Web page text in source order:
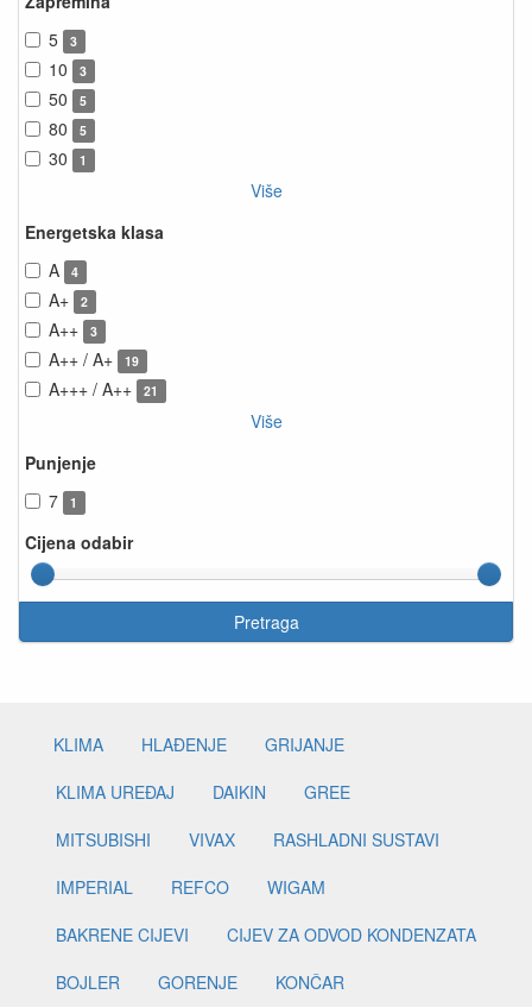
5
3
10 3
50 5
80 5
30 1
Više
Energetska klasa
A
4
A+ 2
A++ 3
A++ / A+ 19
A+++ / A++ 21
Više
Punjenje
7
1
Cijena odabir
Pretraga
KLIMA HLAĐENJE
GRIJANJE
KLIMA UREĐAJ
DAIKIN
GREE
MITSUBISHI
VIVAX
RASHLADNI SUSTAVI
IMPERIAL
REFCO
WIGAM
BAKRENE CIJEVI
CIJEV ZA ODVOD KONDENZATA
BOJLER
GORENJE
KONČAR